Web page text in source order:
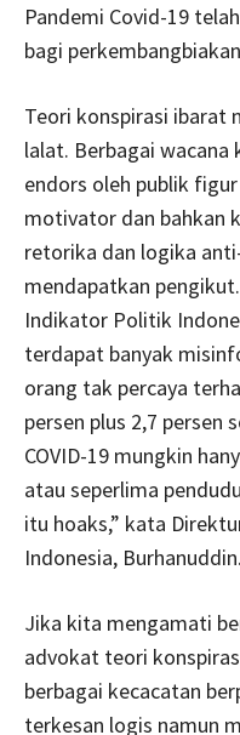
Pandemi Covid-19
bagi
Teori konspirasi ibarat
lalat. Berbagai wacana
endors oleh publik
motivator dan bahkan
retorika dan logika
mendapatkan
Indikator Politik
terdapat banyak
orang tak percaya
persen plus 2,7 persen
COVID-19 mungkin
atau seperlima
itu hoaks,” kata
Indonesia, Burhanuddin.
Jika kita mengamati
advokat teori
berbagai kecacatan
terkesan logis namun